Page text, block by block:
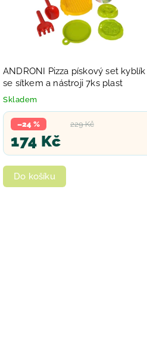
ANDRONI Pizza pískový set kyblík
se sítkem a nástroji 7ks plast
Skladem
229 Kč
–24 %
174 Kč
Do košíku